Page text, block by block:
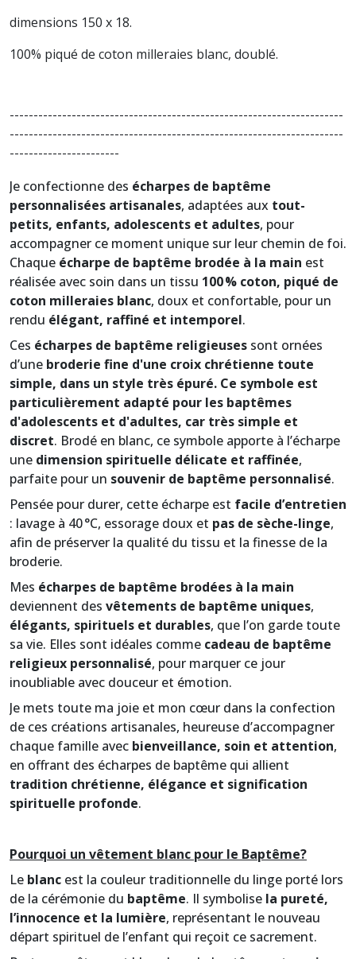
dimensions 150 x 18.
100% piqué de coton milleraies blanc, doublé.
----------------------------------------------------------------------
----------------------------------------------------------------------
-----------------------
Je confectionne des écharpes de baptême
personnalisées artisanales, adaptées aux tout-
petits, enfants, adolescents et adultes, pour
accompagner ce moment unique sur leur chemin de foi.
Chaque écharpe de baptême brodée à la main est
réalisée avec soin dans un tissu 100 % coton, piqué de
coton milleraies blanc, doux et confortable, pour un
rendu élégant, raffiné et intemporel.
Ces écharpes de baptême religieuses sont ornées
d’une broderie fine d'une croix chrétienne toute
simple, dans un style très épuré. Ce symbole est
particulièrement adapté pour les baptêmes
d'adolescents et d'adultes, car très simple et
discret. Brodé en blanc, ce symbole apporte à l’écharpe
une dimension spirituelle délicate et raffinée,
parfaite pour un souvenir de baptême personnalisé.
Pensée pour durer, cette écharpe est facile d’entretien
: lavage à 40 °C, essorage doux et pas de sèche-linge,
afin de préserver la qualité du tissu et la finesse de la
broderie.
Mes écharpes de baptême brodées à la main
deviennent des vêtements de baptême uniques,
élégants, spirituels et durables, que l’on garde toute
sa vie. Elles sont idéales comme cadeau de baptême
religieux personnalisé, pour marquer ce jour
inoubliable avec douceur et émotion.
Je mets toute ma joie et mon cœur dans la confection
de ces créations artisanales, heureuse d’accompagner
chaque famille avec bienveillance, soin et attention,
en offrant des écharpes de baptême qui allient
tradition chrétienne, élégance et signification
spirituelle profonde.
Pourquoi un vêtement blanc pour le Baptême?
Le blanc est la couleur traditionnelle du linge porté lors
de la cérémonie du baptême. Il symbolise la pureté,
l’innocence et la lumière, représentant le nouveau
départ spirituel de l’enfant qui reçoit ce sacrement.